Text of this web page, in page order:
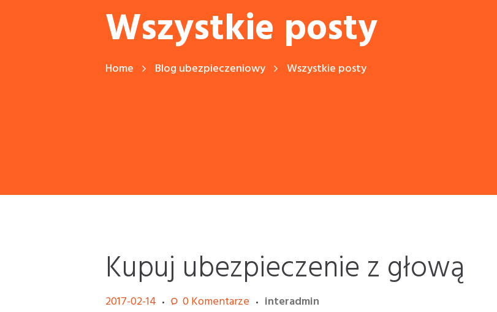
Wszystkie posty
Home Blog ubezpieczeniowy Wszystkie posty
Kupuj ubezpieczenie z głową
2017-02-14 0Komentarze
interadmin